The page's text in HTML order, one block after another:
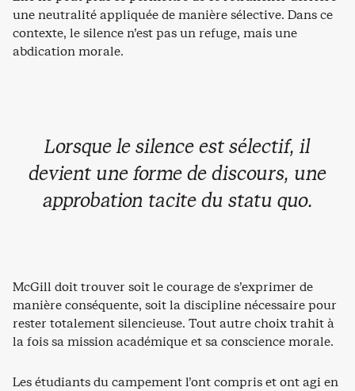
une neutralité appliquée de manière sélective. Dans ce
contexte, le silence n’est pas un refuge, mais une
abdication morale.
Lorsque le silence est sélectif, il
devient une forme de discours, une
approbation tacite du statu quo.
McGill doit trouver soit le courage de s’exprimer de
manière conséquente, soit la discipline nécessaire pour
rester totalement silencieuse. Tout autre choix trahit à
la fois sa mission académique et sa conscience morale.
Les étudiants du campement l’ont compris et ont agi en